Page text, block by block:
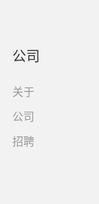
公司
关于
公司
招聘